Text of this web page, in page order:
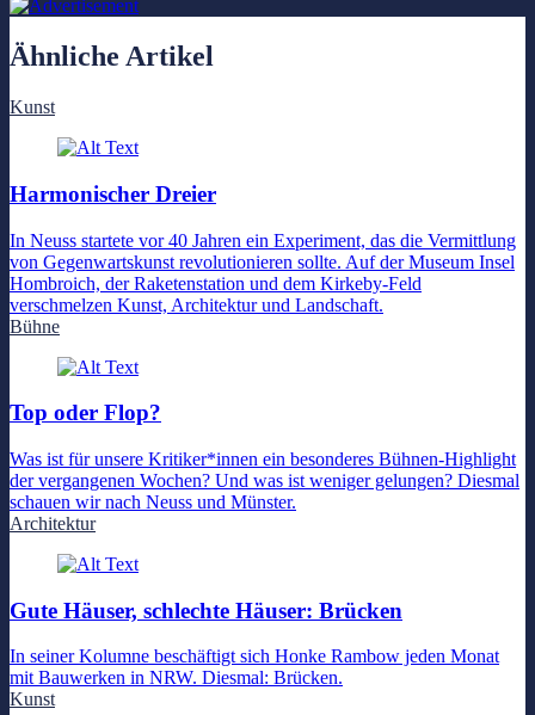
Ähnliche Artikel
Kunst
Harmonischer Dreier
In Neuss startete vor 40 Jahren ein Experiment, das die Vermittlung
von Gegenwartskunst revolutionieren sollte. Auf der Museum Insel
Hombroich, der Raketenstation und dem Kirkeby-Feld
verschmelzen Kunst, Architektur und Landschaft.
Bühne
Top oder Flop?
Was ist für unsere Kritiker*innen ein besonderes Bühnen-Highlight
der vergangenen Wochen? Und was ist weniger gelungen? Diesmal
schauen wir nach Neuss und Münster.
Architektur
Gute Häuser, schlechte Häuser: Brücken
In seiner Kolumne beschäftigt sich Honke Rambow jeden Monat
mit Bauwerken in NRW. Diesmal: Brücken.
Kunst